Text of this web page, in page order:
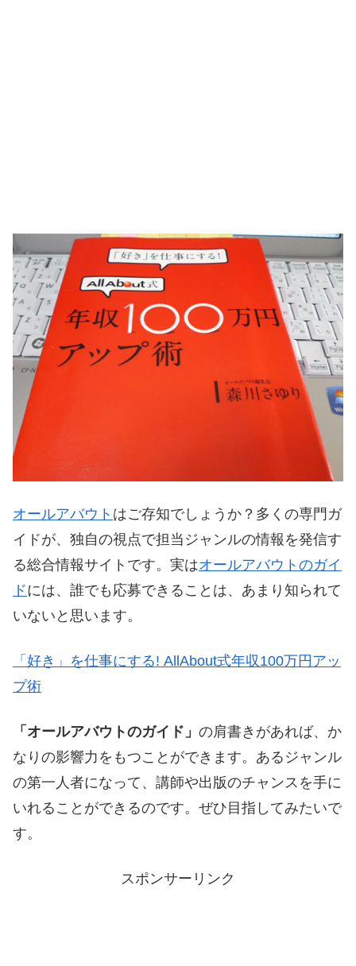
オールアバウト はご存知でしょうか？多くの専門ガ
イドが、独自の視点で担当ジャンルの情報を発信す
る総合情報サイトです。実はオールアバウトのガイ
ドには、誰でも応募できることは、あまり知られて
いないと思います。
「好き」を仕事にする! AllAbout式年収100万円アッ
プ術
「オールアバウトのガイド」 の肩書きがあれば、か
なりの影響力をもつことができます。あるジャンル
の第一人者になって、講師や出版のチャンスを手に
いれることができるのです。ぜひ目指してみたいで
す。
スポンサーリンク